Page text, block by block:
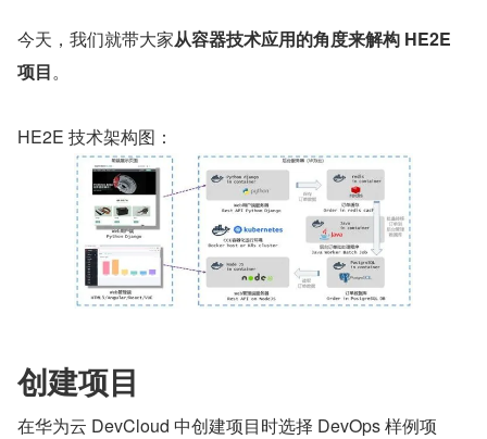
今天，我们就带大家从容器技术应用的角度来解构 HE2E
项目。
HE2E 技术架构图：
创建项目
在华为云 DevCloud 中创建项目时选择 DevOps 样例项